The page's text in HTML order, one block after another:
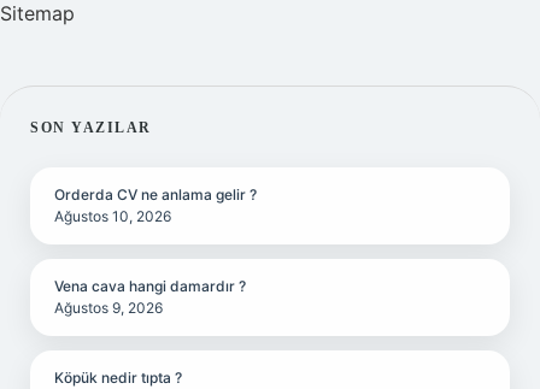
Sitemap
SIDEBAR
SON YAZILAR
Orderda CV ne anlama gelir ?
Ağustos 10, 2026
Vena cava hangi damardır ?
Ağustos 9, 2026
Köpük nedir tıpta ?